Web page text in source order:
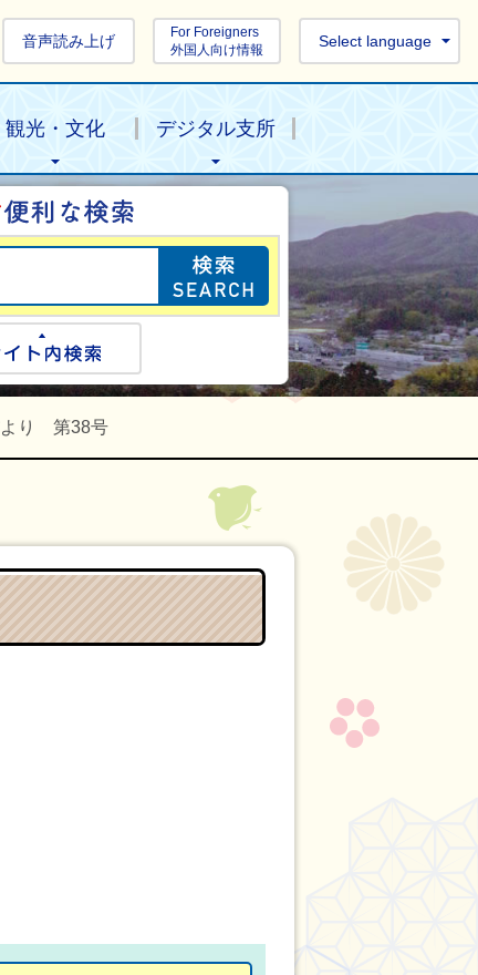
音声読み上げ
For Foreigners
外国人向け情報
Select language
観光・文化 デジタル支所
目的の情報を探
検索
より 第38号